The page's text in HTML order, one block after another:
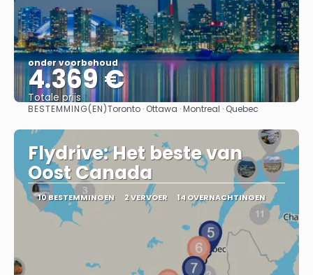
onder voorbehoud
4.369 €
Totale prijs
Bekijk
BESTEMMING(EN)Toronto · Ottawa · Montreal · Quebec
Flydrive: Het beste van
Oost Canada
10 BESTEMMINGEN 2 VERVOER 14 OVERNACHTINGEN